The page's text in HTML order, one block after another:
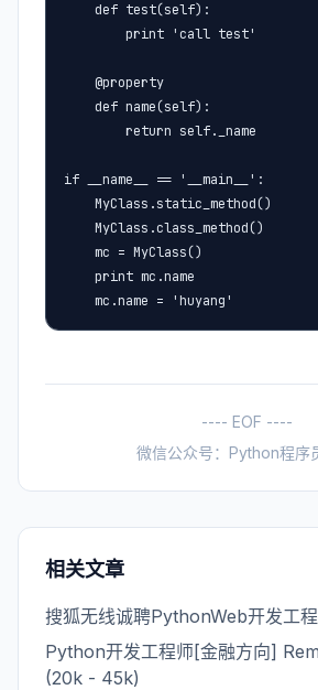
    def test(self):
        print 'call test'
    @property
    def name(self):
        return self._name
if __name__ == '__main__':
    MyClass.static_method()
    MyClass.class_method()
    mc = MyClass()
    print mc.name
    mc.name = 'huyang'
---- EOF ----
微信公众号：Python程序
相关文章
搜狐无线诚聘PythonWeb开发工
Python开发工程师[金融方向]
(20k - 45k)